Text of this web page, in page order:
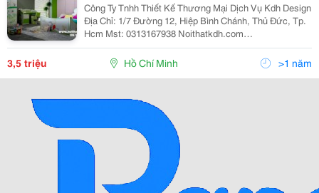
Công Ty Tnhh Thiết Kế Thương Mại Dịch Vụ Kdh Design
Địa Chỉ: 1/7 Đường 12, Hiệp Bình Chánh, Thủ Đức, Tp.
Hcm Mst: 0313167938 Noithatkdh.com
Kdhdesign.blogspot.com Chuyên Tư Vấn &Ndash;
Thiết Kế - Thi Công Nội &Ndash; Ngoại Thất
3,5 triệu Hồ Chí Minh >1 năm